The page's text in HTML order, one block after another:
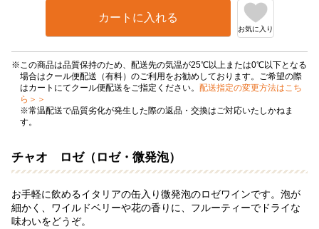
カートに入れる
お気に入り
この商品は品質保持のため、配送先の気温が25℃以上または0℃以下となる
場合はクール便配送（有料）のご利用をお勧めしております。ご希望の際
はカートにてクール便配送をご指定ください。 配送指定の変更方法はこち
ら＞＞
※常温配送で品質劣化が発生した際の返品・交換はご対応いたしかねま
す。
チャオ ロゼ（ロゼ・微発泡）
お手軽に飲めるイタリアの缶入り微発泡のロゼワインです。泡が
細かく、ワイルドベリーや花の香りに、フルーティーでドライな
味わいをどうぞ。